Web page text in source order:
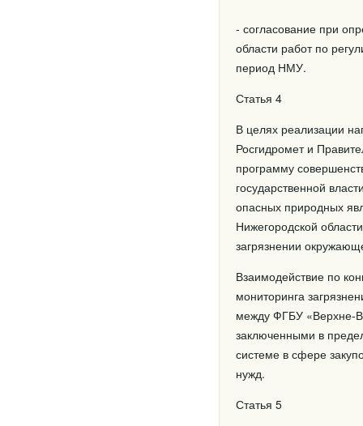
- согласование при
области работ по
период НМУ.
Статья 4
В целях реализации
Росгидромет и
программу
государственной
опасных природных
Нижегородской
загрязнении
Взаимодействие по
мониторинга
между ФГБУ «Верхне-
заключенными в
системе в сфере
нужд.
Статья 5